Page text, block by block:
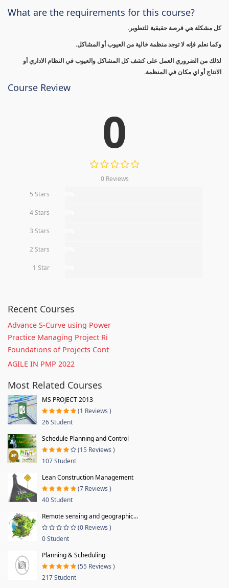
What are the requirements for this course?
كل مشكلة هي فرصة حقيقية للتطوير.
وكما نعلم فإنه لا توجد منظمة خالية من العيوب أو المشاكل.
لذلك من الضروري العمل على كشف كل المشاكل والعيوب في النظام الاداري أو
الانتاج أو اي مكان في المنظمة.
Course Review
0
0 Reviews
5 Stars
4 Stars
3 Stars
2 Stars
1 Star
Recent Courses
Advance S-Curve using Power
Practice Managing Project Ri
Foundations of Projects Cont
AGILE IN PMP 2022
Most Related Courses
MS PROJECT 2013
(1 Reviews )
26 Student
Schedule Planning and Control
(15 Reviews )
107 Student
Lean Construction Management
(7 Reviews )
40 Student
Remote sensing and geographic...
(0 Reviews )
0 Student
Planning & Scheduling
(55 Reviews )
217 Student